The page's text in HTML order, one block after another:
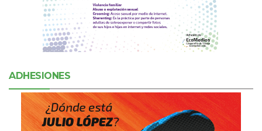
ADHESIONES